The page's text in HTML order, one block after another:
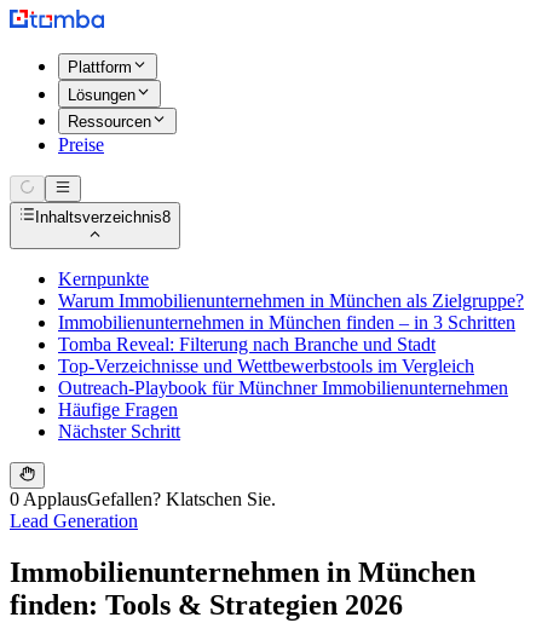
Plattform
Lösungen
Ressourcen
Preise
Inhaltsverzeichnis8
Kernpunkte
Warum Immobilienunternehmen in München als Zielgruppe?
Immobilienunternehmen in München finden – in 3 Schritten
Tomba Reveal: Filterung nach Branche und Stadt
Top-Verzeichnisse und Wettbewerbstools im Vergleich
Outreach-Playbook für Münchner Immobilienunternehmen
Häufige Fragen
Nächster Schritt
0 ApplausGefallen? Klatschen Sie.
Lead Generation
Immobilienunternehmen in München
finden: Tools & Strategien 2026